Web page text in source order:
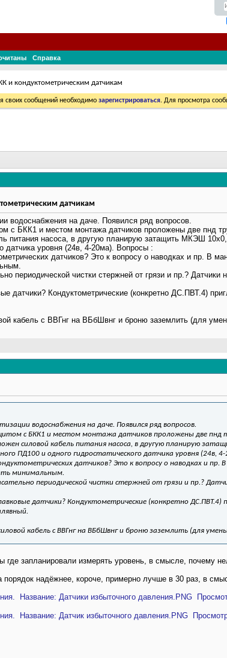
Справка
и кондуктометрическим датчикам
своих сообщений необходимо зарегистрироваться. Для просмотра
датчикам
водоснабжения на даче. Появился ряд вопросов.
БКК1 и местом монтажа датчиков проложены две пнд
питания насоса, в другую планирую затащить МКЭШ
датчика уровня (24в, 4-20ма). Вопросы :
датчиков? Это к вопросу о наводках и пр. В
периодической чистки стержней от грязи и пр.?
датчики? Кондуктометрические (конкретно ДС.ПВТ.4)
кабель с ВВГнг на ВБбШвнг и броню заземлить (для
водоснабжения на даче. Появился ряд вопросов.
с БКК1 и местом монтажа датчиков проложены две
силовой кабель питания насоса, в другую планирую
ПД100 и одного гидростатического датчика уровня (24в,
датчиков? Это к вопросу о наводках и пр.
минимальным.
периодической чистки стержней от грязи и пр.?
датчики? Кондуктометрические (конкретно
кабель с ВВГнг на ВБбШвнг и броню заземлить (для
где запланировали измерять уровень, в смысле, почему
надёжнее, короче, примерно лучше в 30 раз, в